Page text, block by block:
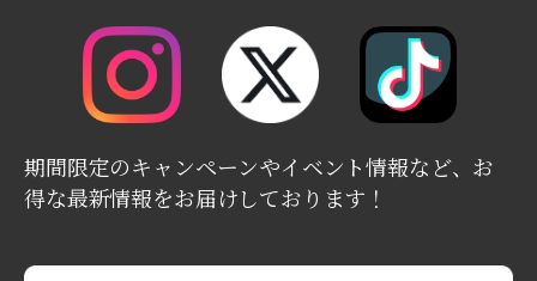
期間限定のキャンペーンやイベント情報など、お
得な最新情報をお届けしております！